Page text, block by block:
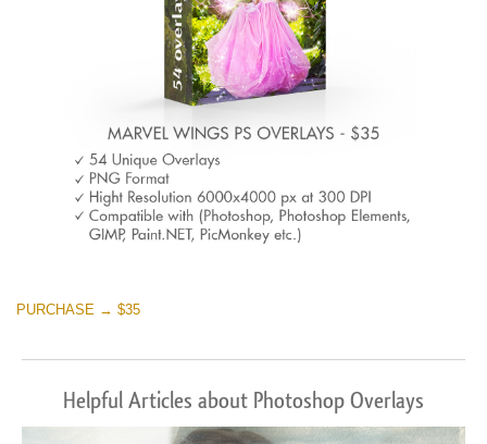
PURCHASE → $35
Helpful Articles about Photoshop Overlays